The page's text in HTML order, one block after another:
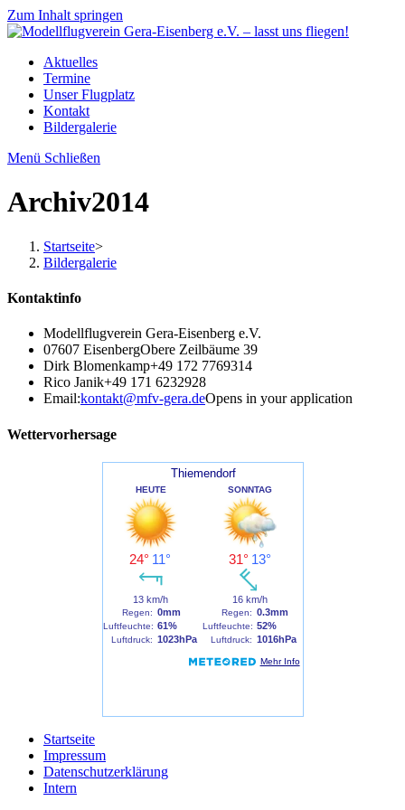
Zum Inhalt springen
Aktuelles
Termine
Unser Flugplatz
Kontakt
Bildergalerie
Menü Schließen
Archiv2014
Startseite>
Bildergalerie
Kontaktinfo
Modellflugverein Gera-Eisenberg e.V.
07607 EisenbergObere Zeilbäume 39
Dirk Blomenkamp+49 172 7769314
Rico Janik+49 171 6232928
Email:kontakt@mfv-gera.deOpens in your application
Wettervorhersage
Startseite
Impressum
Datenschutzerklärung
Intern